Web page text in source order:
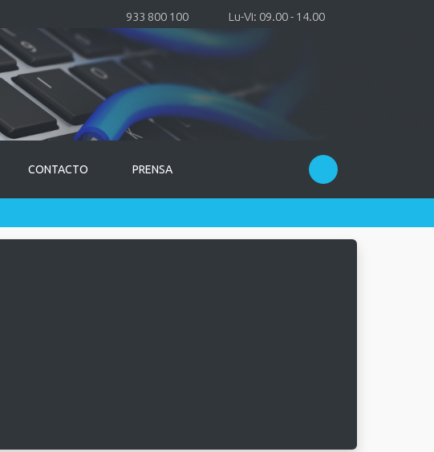
933 800 100 Lu-Vi: 09.00 - 14.00
CONTACTO PRENSA